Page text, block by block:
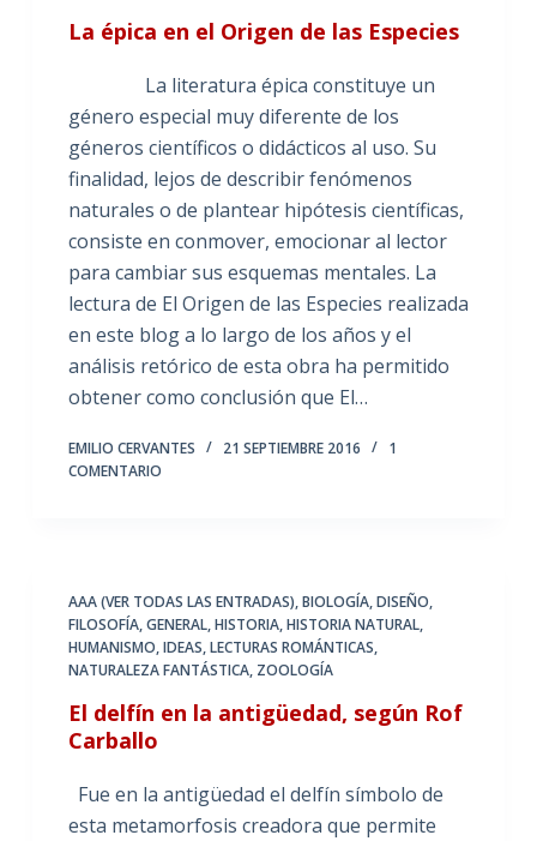
La épica en el Origen de las Especies
La literatura épica constituye un
género especial muy diferente de los
géneros científicos o didácticos al uso. Su
finalidad, lejos de describir fenómenos
naturales o de plantear hipótesis científicas,
consiste en conmover, emocionar al lector
para cambiar sus esquemas mentales. La
lectura de El Origen de las Especies realizada
en este blog a lo largo de los años y el
análisis retórico de esta obra ha permitido
obtener como conclusión que El…
EMILIO CERVANTES 21 SEPTIEMBRE 2016
1
COMENTARIO
AAA (VER TODAS LAS ENTRADAS),BIOLOGÍA,DISEÑO,
FILOSOFÍA,GENERAL,HISTORIA,HISTORIA NATURAL,
HUMANISMO,IDEAS,LECTURAS ROMÁNTICAS,
NATURALEZA FANTÁSTICA, ZOOLOGÍA
El delfín en la antigüedad, según Rof
Carballo
Fue en la antigüedad el delfín símbolo de
esta metamorfosis creadora que permite